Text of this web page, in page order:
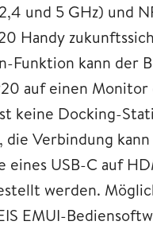
und 5 GHz) und
Handy
Funktion kann der
auf einen
keine Docking-
die Verbindung kann
eines USB-C auf
werden.
EMUI-